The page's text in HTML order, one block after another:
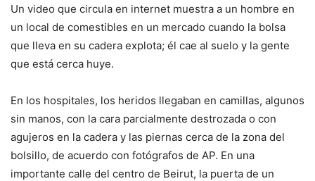
Un video que circula en internet muestra a un hombre en
un local de comestibles en un mercado cuando la bolsa
que lleva en su cadera explota; él cae al suelo y la gente
que está cerca huye.
En los hospitales, los heridos llegaban en camillas, algunos
sin manos, con la cara parcialmente destrozada o con
agujeros en la cadera y las piernas cerca de la zona del
bolsillo, de acuerdo con fotógrafos de AP. En una
importante calle del centro de Beirut, la puerta de un